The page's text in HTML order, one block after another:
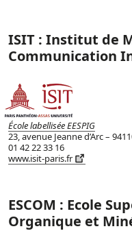
ISIT : Institut de
Communication
École labellisée EESPIG
23, avenue Jeanne d’Arc –
01 42 22 33 16
www.isit-paris.fr
ESCOM : Ecole
Organique et